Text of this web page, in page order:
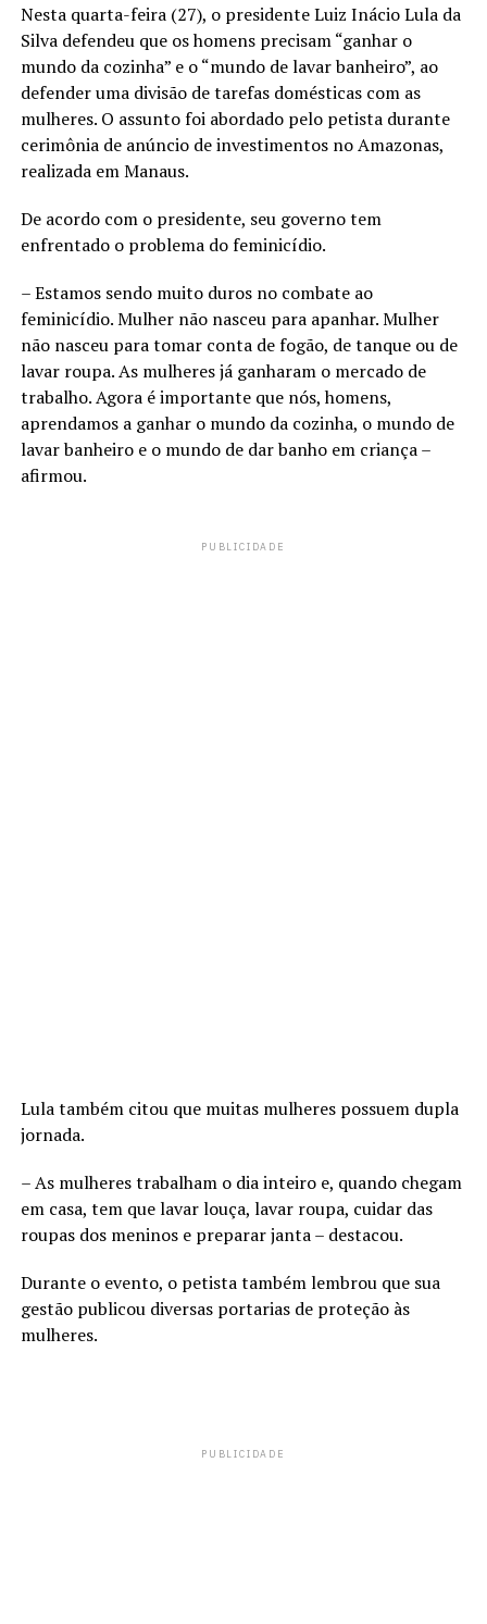
Nesta quarta-feira (27), o presidente Luiz Inácio Lula da
Silva defendeu que os homens precisam “ganhar o
mundo da cozinha” e o “mundo de lavar banheiro”, ao
defender uma divisão de tarefas domésticas com as
mulheres. O assunto foi abordado pelo petista durante
cerimônia de anúncio de investimentos no Amazonas,
realizada em Manaus.
De acordo com o presidente, seu governo tem
enfrentado o problema do feminicídio.
– Estamos sendo muito duros no combate ao
feminicídio. Mulher não nasceu para apanhar. Mulher
não nasceu para tomar conta de fogão, de tanque ou de
lavar roupa. As mulheres já ganharam o mercado de
trabalho. Agora é importante que nós, homens,
aprendamos a ganhar o mundo da cozinha, o mundo de
lavar banheiro e o mundo de dar banho em criança –
afirmou.
PUBLICIDADE
Lula também citou que muitas mulheres possuem dupla
jornada.
– As mulheres trabalham o dia inteiro e, quando chegam
em casa, tem que lavar louça, lavar roupa, cuidar das
roupas dos meninos e preparar janta – destacou.
Durante o evento, o petista também lembrou que sua
gestão publicou diversas portarias de proteção às
mulheres.
PUBLICIDADE